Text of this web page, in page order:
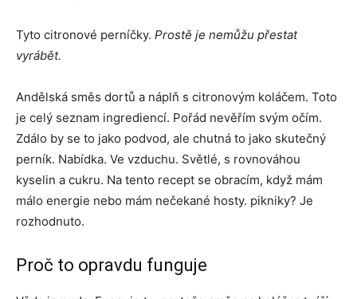
Tyto citronové perníčky. Prostě je nemůžu přestat
vyrábět.
Andělská směs dortů a náplň s citronovým koláčem. Toto
je celý seznam ingrediencí. Pořád nevěřím svým očím.
Zdálo by se to jako podvod, ale chutná to jako skutečný
perník. Nabídka. Ve vzduchu. Světlé, s rovnováhou
kyselin a cukru. Na tento recept se obracím, když mám
málo energie nebo mám nečekané hosty. pikniky? Je
rozhodnuto.
Proč to opravdu funguje